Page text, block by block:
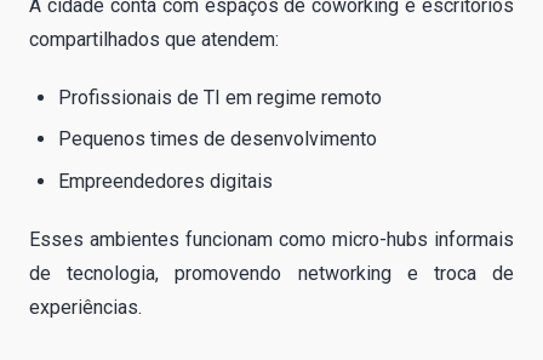
A cidade conta com espaços de coworking e escritórios
compartilhados que atendem:
Profissionais de TI em regime remoto
Pequenos times de desenvolvimento
Empreendedores digitais
Esses ambientes funcionam como micro-hubs informais
de tecnologia, promovendo networking e troca de
experiências.